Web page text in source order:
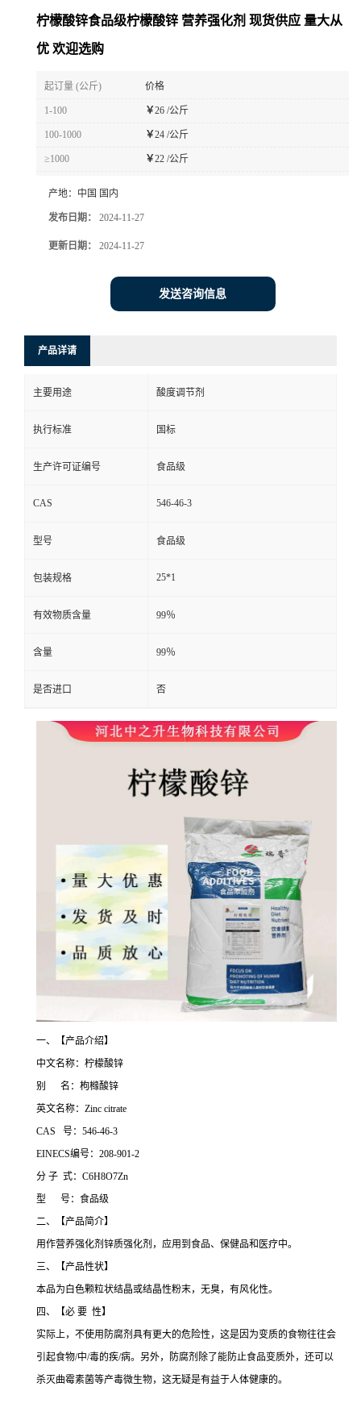
柠檬酸锌食品级柠檬酸锌 营养强化剂 现货供应 量大从
优 欢迎选购
起订量 (公斤) 价格
1-100 ￥26 /公斤
100-1000 ￥24 /公斤
≥1000 ￥22 /公斤
产地： 中国 国内
发布日期： 2024-11-27
更新日期： 2024-11-27
发送咨询信息
产品详请
主要用途 酸度调节剂
执行标准 国标
生产许可证编号 食品级
CAS 546-46-3
型号 食品级
包装规格 25*1
有效物质含量 99％
含量 99％
是否进口 否
一、【产品介绍】
中文名称：柠檬酸锌
别 名：枸橼酸锌
英文名称：Zinc citrate
CAS 号：546-46-3
EINECS编号：208-901-2
分 子 式：C6H8O7Zn
型 号：食品级
二、【产品简介】
用作营养强化剂锌质强化剂，应用到食品、保健品和医疗中。
三、【产品性状】
本品为白色颗粒状结晶或结晶性粉末，无臭，有风化性。
四、【必 要 性】
实际上，不使用防腐剂具有更大的危险性，这是因为变质的食物往往会
引起食物/中/毒的疾/病。另外，防腐剂除了能防止食品变质外，还可以
杀灭曲霉素菌等产毒微生物，这无疑是有益于人体健康的。